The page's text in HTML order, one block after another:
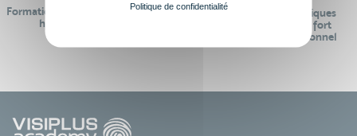
Formations réalisables pendant ou
hors temps de travail
Des contenus pédagogiques
« de pointe » et en lien fort
avec le monde professionnel
Politique de confidentialité